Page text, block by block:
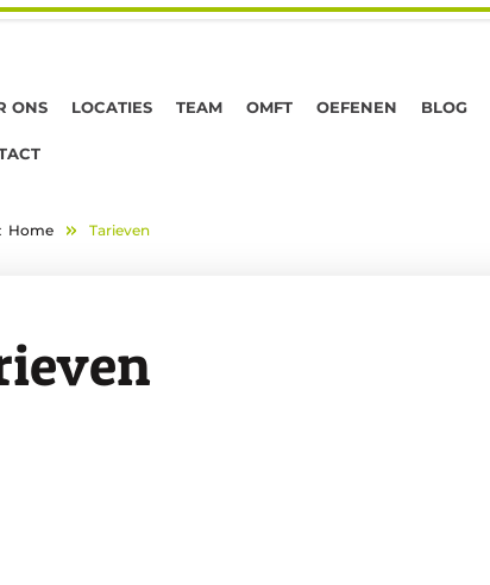
ONS LOCATIES TEAM OMFT OEFENEN BLOG
Home Tarieven